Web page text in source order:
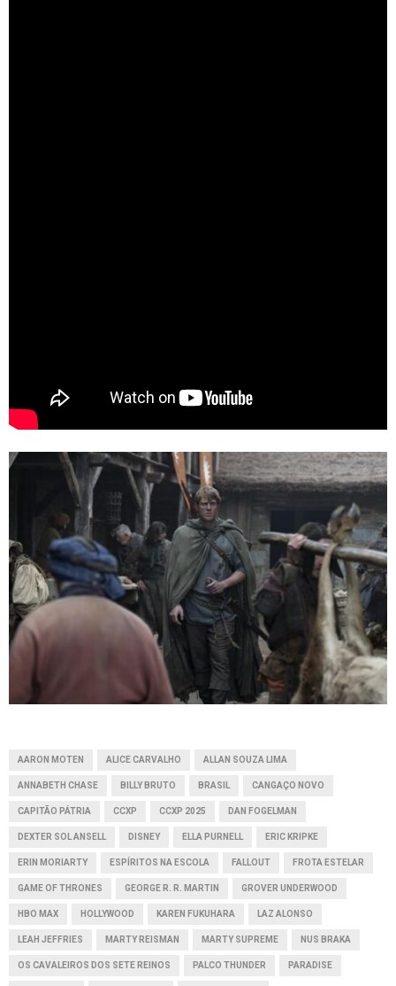
AARON MOTEN ALICE CARVALHO ALLAN SOUZA LIMA
ANNABETH CHASE BILLY BRUTO BRASIL CANGAÇO NOVO
CAPITÃO PÁTRIA CCXP CCXP 2025 DAN FOGELMAN
DEXTER SOL ANSELL DISNEY ELLA PURNELL ERIC KRIPKE
ERIN MORIARTY ESPÍRITOS NA ESCOLA FALLOUT FROTA ESTELAR
GAME OF THRONES GEORGE R. R. MARTIN GROVER UNDERWOOD
HBO MAX HOLLYWOOD KAREN FUKUHARA LAZ ALONSO
LEAH JEFFRIES MARTY REISMAN MARTY SUPREME NUS BRAKA
OS CAVALEIROS DOS SETE REINOS PALCO THUNDER PARADISE